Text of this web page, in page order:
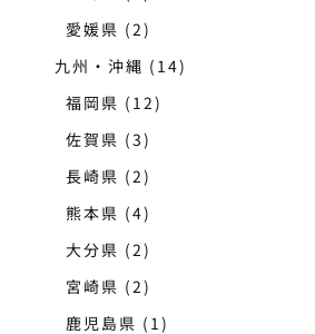
愛媛県 (2)
九州・沖縄 (14)
福岡県 (12)
佐賀県 (3)
長崎県 (2)
熊本県 (4)
大分県 (2)
宮崎県 (2)
鹿児島県 (1)